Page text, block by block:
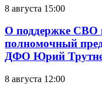
8 августа 15:00
О поддержке СВО
полномочный
ДФО Юрий
8 августа 12:00